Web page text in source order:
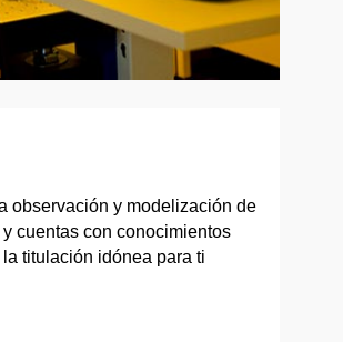
observación y modelización de
cuentas con conocimientos
titulación idónea para ti